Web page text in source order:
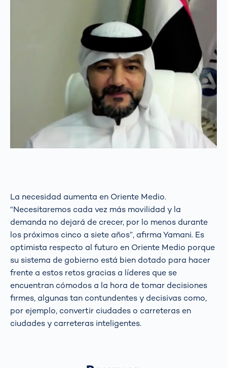
La necesidad aumenta en Oriente Medio.
“Necesitaremos cada vez más movilidad y la
demanda no dejará de crecer, por lo menos durante
los próximos cinco a siete años”, afirma Yamani. Es
optimista respecto al futuro en Oriente Medio porque
su sistema de gobierno está bien dotado para hacer
frente a estos retos gracias a líderes que se
encuentran cómodos a la hora de tomar decisiones
firmes, algunas tan contundentes y decisivas como,
por ejemplo, convertir ciudades o carreteras en
ciudades y carreteras inteligentes.